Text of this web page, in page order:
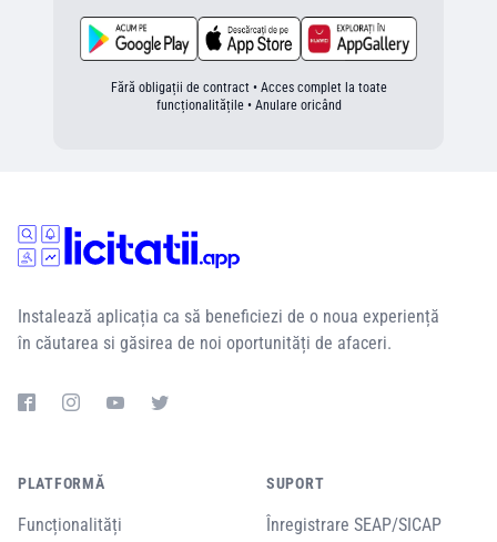
Fără obligații de contract • Acces complet la toate
funcționalitățile • Anulare oricând
Instalează aplicația ca să beneficiezi de o noua experiență
în căutarea si găsirea de noi oportunități de afaceri.
PLATFORMĂ
Funcționalități
SUPORT
Înregistrare SEAP/SICAP